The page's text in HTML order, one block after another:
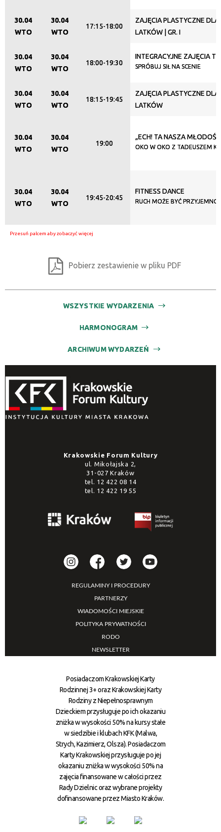
30.04
WTO
30.04
WTO
17:15-18:00
ZAJĘCIA PLASTYCZNE
LATKÓW | GR. I
30.04
WTO
30.04
WTO
18:00-19:30
INTEGRACYJNE ZAJĘCIA
SPRÓBUJ SIŁ NA SCENIE
30.04
WTO
30.04
WTO
18:15-19:45
ZAJĘCIA PLASTYCZNE
LATKÓW
30.04
WTO
30.04
WTO
19:00
„ECH! TA NASZA
OKO W OKO Z TADEUSZEM
30.04
WTO
30.04
WTO
19:45-20:45
FITNESS DANCE
RUCH MOŻE BYĆ
Pobierz zestawienie w pliku PDF
WSZYSTKIE WYDARZENIA
HARMONOGRAM
ARCHIWUM WYDARZEŃ
Krakowskie Forum Kultury
ul. Mikołajska 2,
31-027 Kraków
tel. 12 422 08 14
tel. 12 422 19 55
REGULAMINY I PROCEDURY
PARTNERZY
WIADOMOŚCI MIEJSKIE
POLITYKA PRYWATNOŚCI
RODO
NEWSLETTER
Posiadaczom Krakowskiej Karty
Rodzinnej 3+ oraz Krakowskiej Karty
Rodziny z Niepełnosprawnym
Dzieckiem przysługuje po ich okazaniu
zniżka w wysokości 50% na kursy stałe
w siedzibie i klubach KFK (Malwa,
Strych, Kazimierz, Olsza). Posiadaczom
Karty Krakowskiej przysługuje po jej
okazaniu zniżka w wysokości 50% na
zajęcia finansowane w całości przez
Rady Dzielnic oraz wybrane projekty
dofinansowane przez Miasto Kraków.